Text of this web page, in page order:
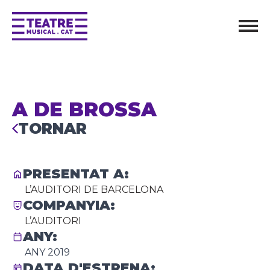
A DE BROSSA
TORNAR
PRESENTAT A:
L’AUDITORI DE BARCELONA
COMPANYIA:
L’AUDITORI
ANY:
ANY 2019